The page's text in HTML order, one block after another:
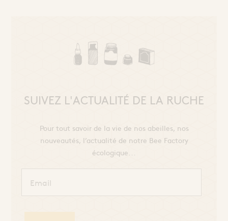
SUIVEZ L'ACTUALITÉ DE LA RUCHE
Pour tout savoir de la vie de nos abeilles, nos
nouveautés, l’actualité de notre Bee Factory
écologique...